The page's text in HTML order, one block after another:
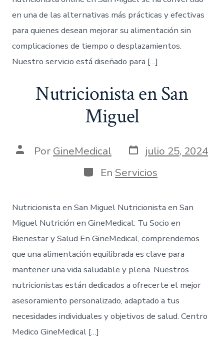
en una de las alternativas más prácticas y efectivas
para quienes desean mejorar su alimentación sin
complicaciones de tiempo o desplazamientos.
Nuestro servicio está diseñado para […]
Nutricionista en San
Miguel
Por GineMedical
julio 25, 2024
En Servicios
Nutricionista en San Miguel Nutricionista en San
Miguel Nutrición en GineMedical: Tu Socio en
Bienestar y Salud En GineMedical, comprendemos
que una alimentación equilibrada es clave para
mantener una vida saludable y plena. Nuestros
nutricionistas están dedicados a ofrecerte el mejor
asesoramiento personalizado, adaptado a tus
necesidades individuales y objetivos de salud. Centro
Medico GineMedical […]